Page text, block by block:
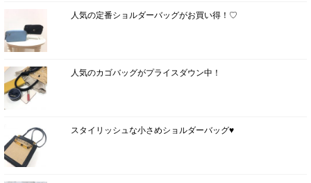
人気の定番ショルダーバッグがお買い得！♡
人気のカゴバッグがプライスダウン中！
スタイリッシュな小さめショルダーバッグ♥